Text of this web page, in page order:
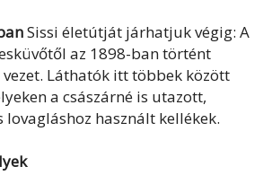
Sissi életútját járhatjuk végig: A
az 1898-ban történt
Láthatók itt többek között
a császárné is utazott,
lovagláshoz használt kellékek.